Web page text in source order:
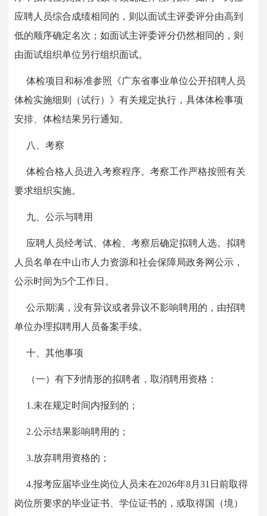
应聘人员综合成绩相同的，则以面试主评委评分由高到
低的顺序确定名次；如面试主评委评分仍然相同的，则
由面试组织单位另行组织面试。
体检项目和标准参照《广东省事业单位公开招聘人员
体检实施细则（试行）》有关规定执行，具体体检事项
安排、体检结果另行通知。
八、考察
体检合格人员进入考察程序。考察工作严格按照有关
要求组织实施。
九、公示与聘用
应聘人员经考试、体检、考察后确定拟聘人选。拟聘
人员名单在中山市人力资源和社会保障局政务网公示，
公示时间为5个工作日。
公示期满，没有异议或者异议不影响聘用的，由招聘
单位办理拟聘用人员备案手续。
十、其他事项
（一）有下列情形的拟聘者，取消聘用资格：
1.未在规定时间内报到的；
2.公示结果影响聘用的；
3.放弃聘用资格的；
4.报考应届毕业生岗位人员未在2026年8月31日前取得
岗位所要求的毕业证书、学位证书的，或取得国（境）